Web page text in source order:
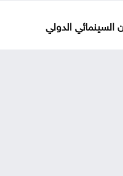
السينمائي الدولي